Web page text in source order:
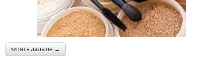
читать дальше →